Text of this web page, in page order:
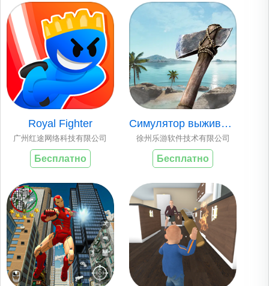
Royal Fighter
广州红途网络科技有限公司
Бесплатно
Симулятор выживани..
徐州乐游软件技术有限公司
Бесплатно